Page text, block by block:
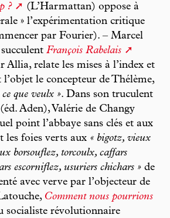
?
(L’Harmattan) oppose à
» l’expérimentation critique
par Fourier). – Marcel
François Rabelais
Allia, relate les mises à l’index et
le concepteur de Thélème,
ce que veulx ». Dans son truculent
(éd. Aden), Valérie de Changy
point l’abbaye sans clés et aux
les foies verts aux « bigotz, vieux
borsouflez, torcoulx, caffars
escorniflez, usuriers chichars » de
avec verve par l’objecteur de
Comment nous pourrions
socialiste révolutionnaire